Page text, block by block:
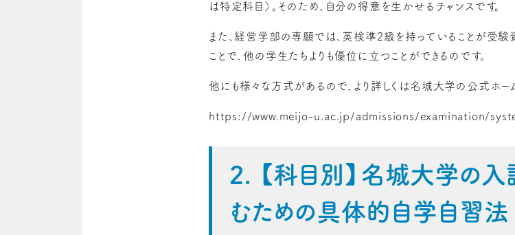
は特定科目）。そのため、自分の得意を生かせるチャンスです。
また、経営学部の専願では、英検準2級を持っていることが受験
ことで、他の学生たちよりも優位に立つことができるのです。
他にも様々な方式があるので、より詳しくは名城大学の公式ホー
https://www.meijo-u.ac.jp/admissions/examination/
2. 【科目別】名城大学の
むための具体的自学自習法